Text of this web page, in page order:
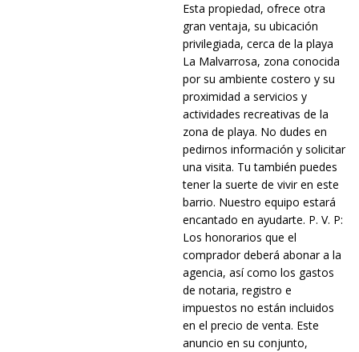
Esta propiedad, ofrece otra
gran ventaja, su ubicación
privilegiada, cerca de la playa
La Malvarrosa, zona conocida
por su ambiente costero y su
proximidad a servicios y
actividades recreativas de la
zona de playa. No dudes en
pedirnos información y solicitar
una visita. Tu también puedes
tener la suerte de vivir en este
barrio. Nuestro equipo estará
encantado en ayudarte. P. V. P:
Los honorarios que el
comprador deberá abonar a la
agencia, así como los gastos
de notaria, registro e
impuestos no están incluidos
en el precio de venta. Este
anuncio en su conjunto,